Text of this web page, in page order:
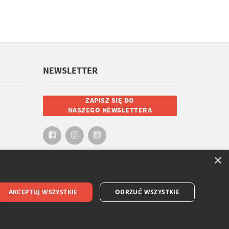
NEWSLETTER
ZAPISZ SIĘ DO
NASZEGO NEWSLETTERA
×
AKCEPTUJ WSZYSTKIE ODRZUĆ WSZYSTKIE